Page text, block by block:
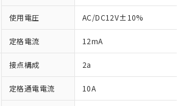
使用電圧 AC/DC12V±10%
定格電流 12mA
接点構成 2a
定格通電電流 10A
条件
状況
み：EU RoHS指令（10物質）の
対応した製品が提供可能な商品で
：EU RoHS指令（10物質）の非含
した製品に切り替える予定のある